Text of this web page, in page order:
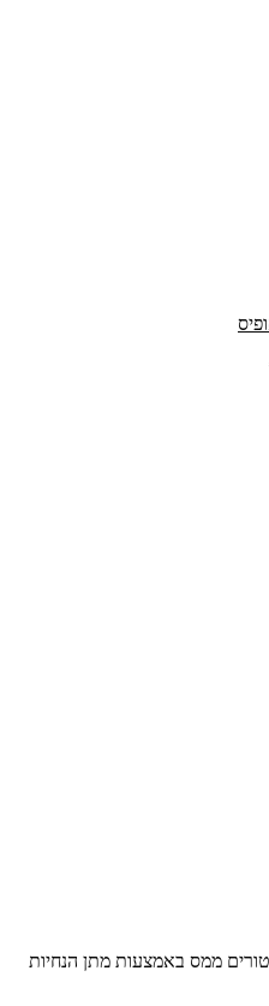
ממס באמצעות מתן הנחיות